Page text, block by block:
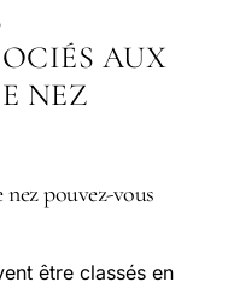
AUX
NEZ
nez pouvez-vous
être classés en